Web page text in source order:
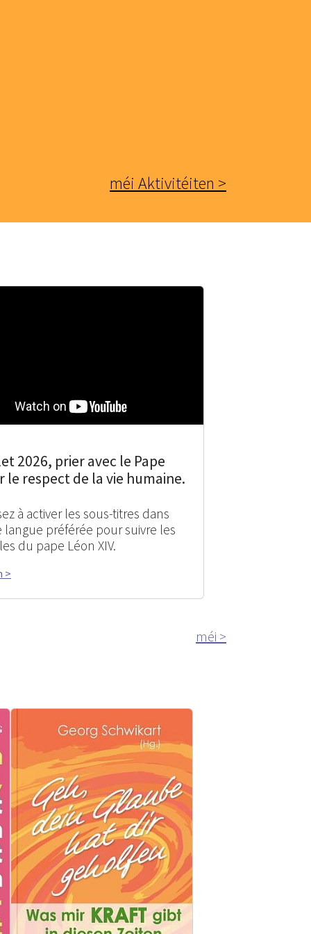
méi Aktivitéiten >
2026, prier avec le Pape
le respect de la vie humaine.
à activer les sous-titres dans
langue préférée pour suivre les
du pape Léon XIV.
>
méi >